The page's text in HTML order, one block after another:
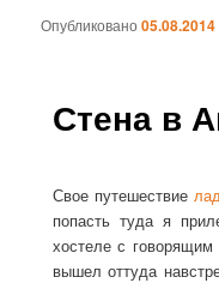
Стена в
Опубликовано05.08.2014
Свое путешествие
попасть туда я
хостеле с
вышел оттуда